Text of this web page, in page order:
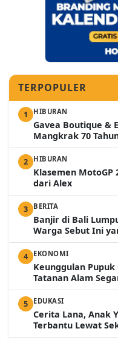
TERPOPULER
1 HIBURAN
Gavea Boutique &
Mangkrak 70
2 HIBURAN
Klasemen MotoGP
dari Alex
3 BERITA
Banjir di Bali
Warga Sebut Ini
4 EKONOMI
Keunggulan
Tatanan Alam
5 EDUKASI
Cerita Lana, Anak
Terbantu Lewat